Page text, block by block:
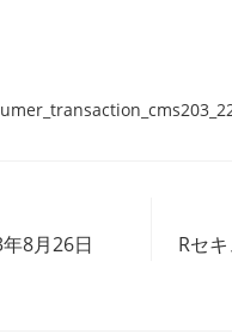
8月26日
Rセ